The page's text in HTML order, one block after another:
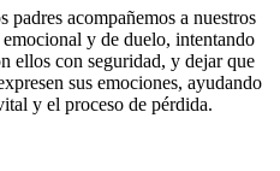
padres acompañemos a nuestros
y de duelo, intentando
ellos con seguridad, y dejar que
sus emociones, ayudando
y el proceso de pérdida.